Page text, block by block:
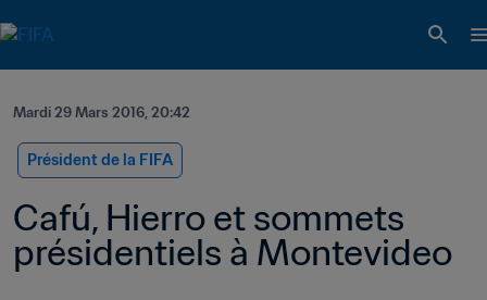
Mardi 29 Mars 2016, 20:42
Président de la FIFA
Cafú, Hierro et sommets
présidentiels à Montevideo